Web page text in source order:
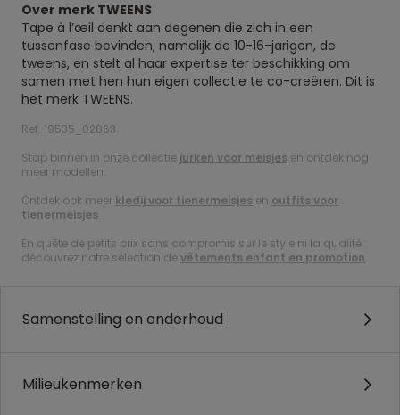
Over merk TWEENS
Tape à l’œil denkt aan degenen die zich in een
tussenfase bevinden, namelijk de 10-16-jarigen, de
tweens, en stelt al haar expertise ter beschikking om
samen met hen hun eigen collectie te co-creëren. Dit is
het merk TWEENS.
Ref. 19535_02863
Stap binnen in onze collectie jurken voor meisjes en ontdek nog
meer modellen.
Ontdek ook meer kledij voor tienermeisjes en outfits voor
tienermeisjes.
En quête de petits prix sans compromis sur le style ni la qualité :
découvrez notre sélection devêtements enfant en promotion.
Samenstelling en onderhoud
Milieukenmerken